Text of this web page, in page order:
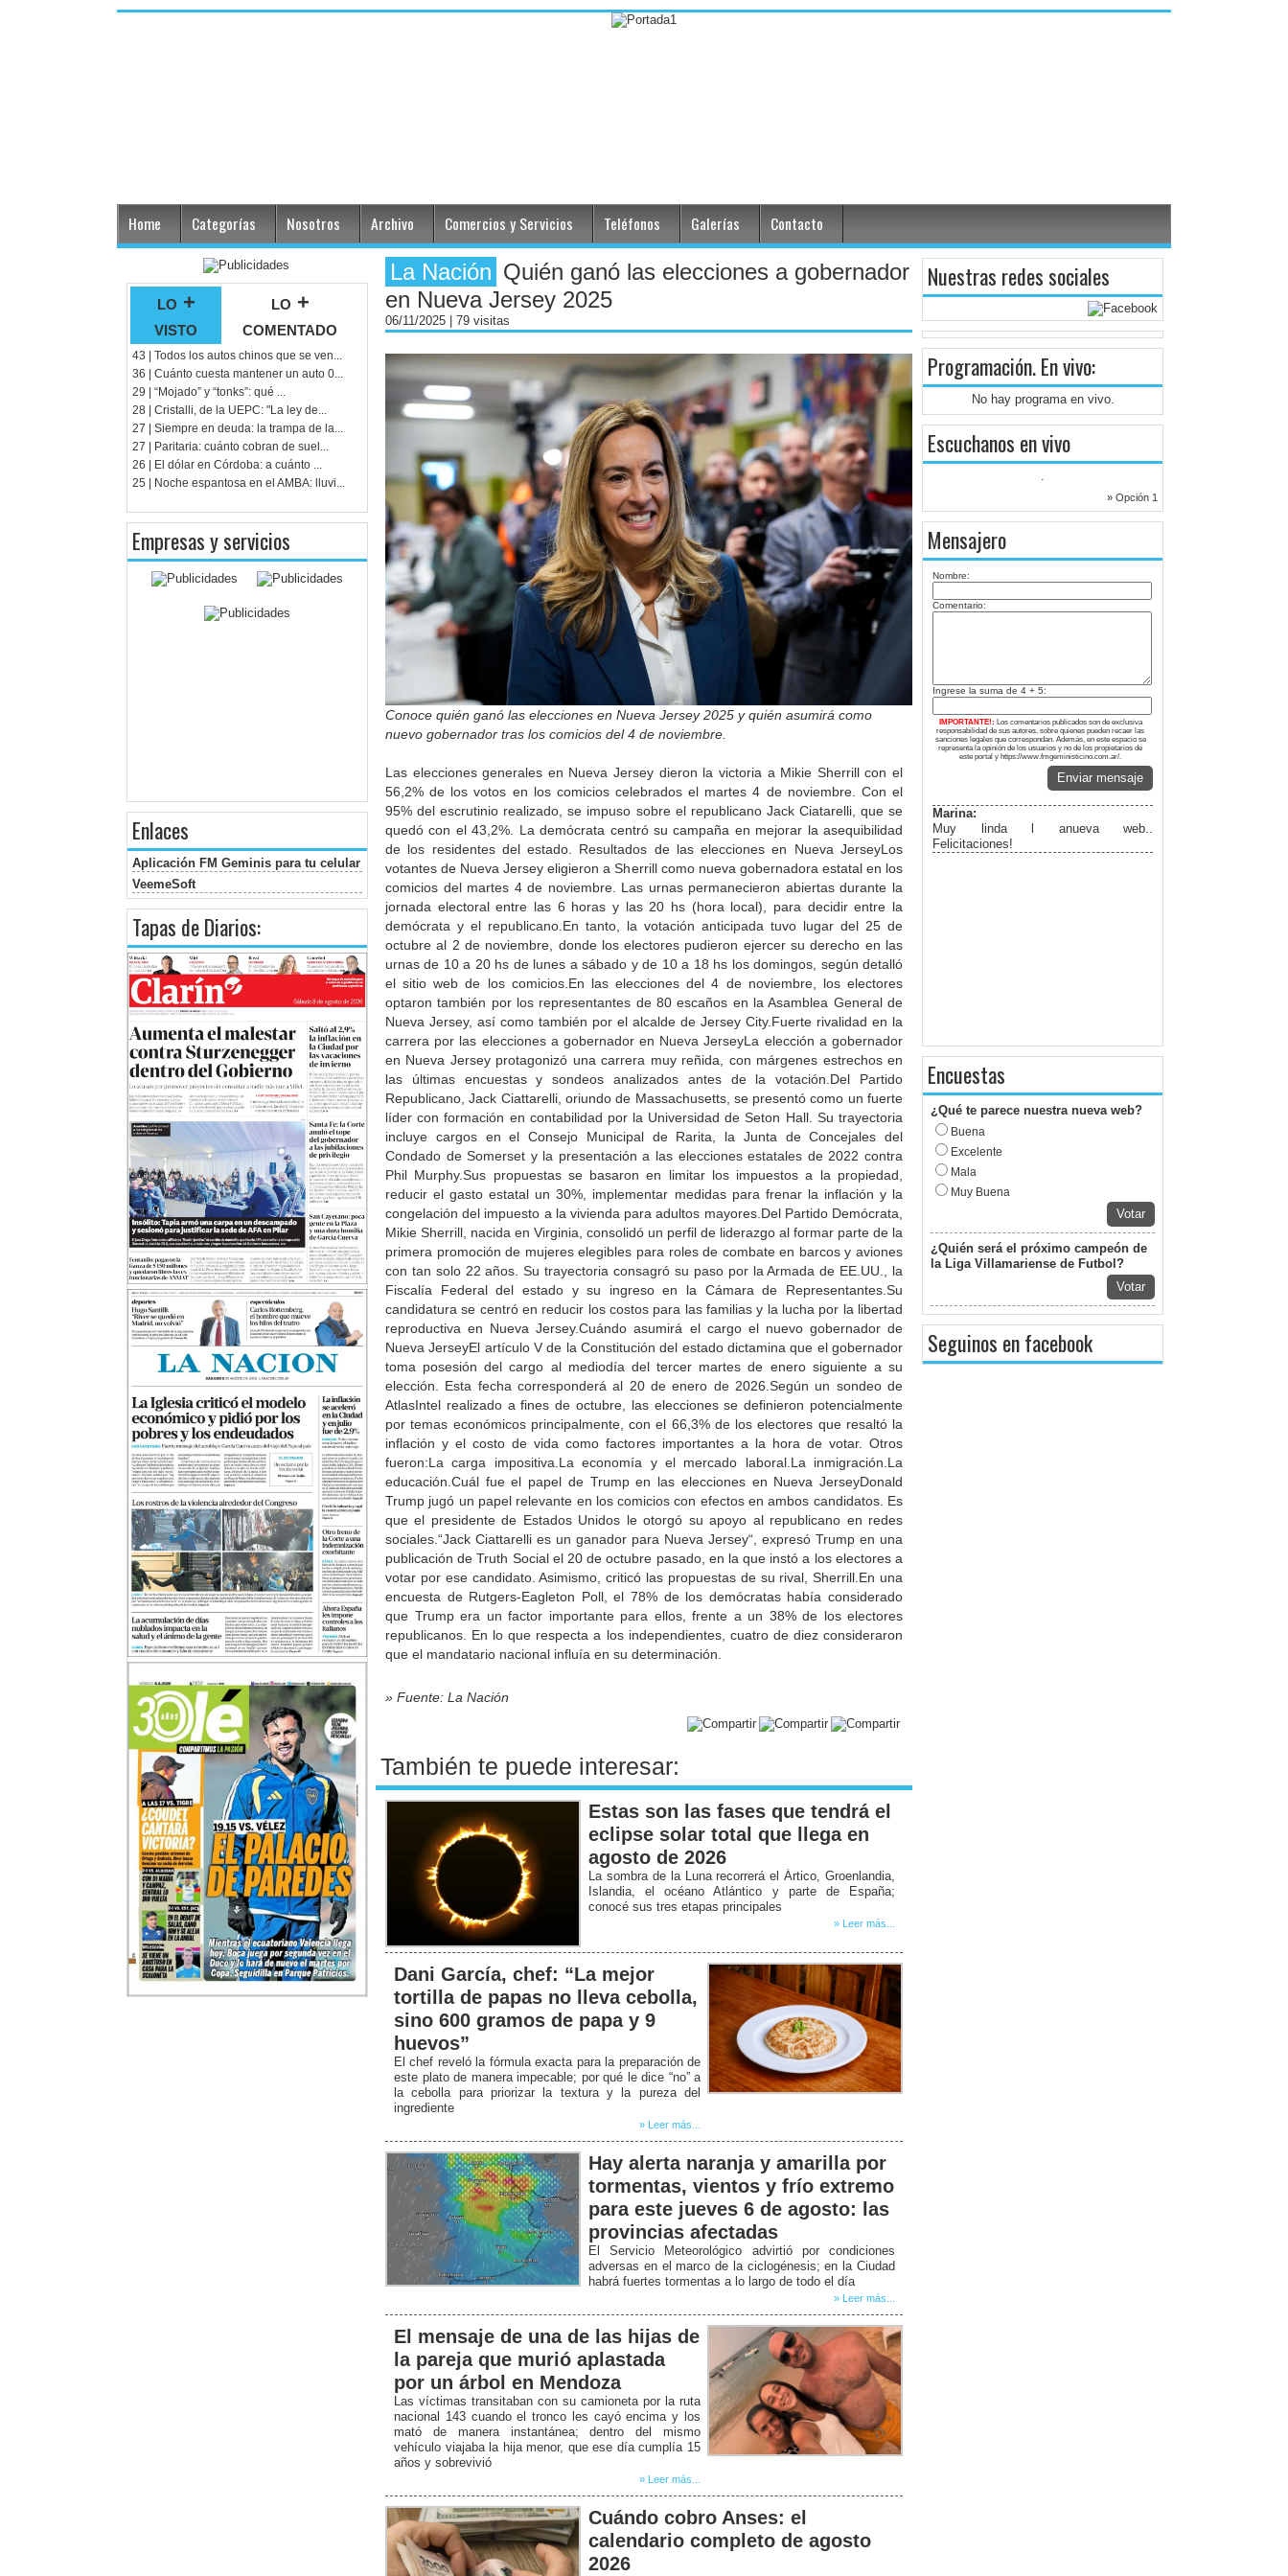
Home Categorías Nosotros Archivo Comercios y Servicios Teléfonos Galerías Contacto
lo +
visto
lo +
comentado
43 | Todos los autos chinos que se ven...
36 | Cuánto cuesta mantener un auto 0...
29 | “Mojado” y “tonks”: qué ...
28 | Cristalli, de la UEPC: "La ley de...
27 | Siempre en deuda: la trampa de la...
27 | Paritaria: cuánto cobran de suel...
26 | El dólar en Córdoba: a cuánto ...
25 | Noche espantosa en el AMBA: lluvi...
Empresas y servicios
Enlaces
Aplicación FM Geminis para tu celular
VeemeSoft
Tapas de Diarios:
La Nación Quién ganó las elecciones a gobernador
en Nueva Jersey 2025
06/11/2025 | 79 visitas
Conoce quién ganó las elecciones en Nueva Jersey 2025 y quién asumirá como
nuevo gobernador tras los comicios del 4 de noviembre.
Las elecciones generales en Nueva Jersey dieron la victoria a Mikie Sherrill con el
56,2% de los votos en los comicios celebrados el martes 4 de noviembre. Con el
95% del escrutinio realizado, se impuso sobre el republicano Jack Ciatarelli, que se
quedó con el 43,2%. La demócrata centró su campaña en mejorar la asequibilidad
de los residentes del estado. Resultados de las elecciones en Nueva JerseyLos
votantes de Nueva Jersey eligieron a Sherrill como nueva gobernadora estatal en los
comicios del martes 4 de noviembre. Las urnas permanecieron abiertas durante la
jornada electoral entre las 6 horas y las 20 hs (hora local), para decidir entre la
demócrata y el republicano.En tanto, la votación anticipada tuvo lugar del 25 de
octubre al 2 de noviembre, donde los electores pudieron ejercer su derecho en las
urnas de 10 a 20 hs de lunes a sábado y de 10 a 18 hs los domingos, según detalló
el sitio web de los comicios.En las elecciones del 4 de noviembre, los electores
optaron también por los representantes de 80 escaños en la Asamblea General de
Nueva Jersey, así como también por el alcalde de Jersey City.Fuerte rivalidad en la
carrera por las elecciones a gobernador en Nueva JerseyLa elección a gobernador
en Nueva Jersey protagonizó una carrera muy reñida, con márgenes estrechos en
las últimas encuestas y sondeos analizados antes de la votación.Del Partido
Republicano, Jack Ciattarelli, oriundo de Massachusetts, se presentó como un fuerte
líder con formación en contabilidad por la Universidad de Seton Hall. Su trayectoria
incluye cargos en el Consejo Municipal de Rarita, la Junta de Concejales del
Condado de Somerset y la presentación a las elecciones estatales de 2022 contra
Phil Murphy.Sus propuestas se basaron en limitar los impuestos a la propiedad,
reducir el gasto estatal un 30%, implementar medidas para frenar la inflación y la
congelación del impuesto a la vivienda para adultos mayores.Del Partido Demócrata,
Mikie Sherrill, nacida en Virginia, consolidó un perfil de liderazgo al formar parte de la
primera promoción de mujeres elegibles para roles de combate en barcos y aviones
con tan solo 22 años. Su trayectoria consagró su paso por la Armada de EE.UU., la
Fiscalía Federal del estado y su ingreso en la Cámara de Representantes.Su
candidatura se centró en reducir los costos para las familias y la lucha por la libertad
reproductiva en Nueva Jersey.Cuándo asumirá el cargo el nuevo gobernador de
Nueva JerseyEl artículo V de la Constitución del estado dictamina que el gobernador
toma posesión del cargo al mediodía del tercer martes de enero siguiente a su
elección. Esta fecha corresponderá al 20 de enero de 2026.Según un sondeo de
AtlasIntel realizado a fines de octubre, las elecciones se definieron potencialmente
por temas económicos principalmente, con el 66,3% de los electores que resaltó la
inflación y el costo de vida como factores importantes a la hora de votar. Otros
fueron:La carga impositiva.La economía y el mercado laboral.La inmigración.La
educación.Cuál fue el papel de Trump en las elecciones en Nueva JerseyDonald
Trump jugó un papel relevante en los comicios con efectos en ambos candidatos. Es
que el presidente de Estados Unidos le otorgó su apoyo al republicano en redes
sociales.“Jack Ciattarelli es un ganador para Nueva Jersey“, expresó Trump en una
publicación de Truth Social el 20 de octubre pasado, en la que instó a los electores a
votar por ese candidato. Asimismo, criticó las propuestas de su rival, Sherrill.En una
encuesta de Rutgers-Eagleton Poll, el 78% de los demócratas había considerado
que Trump era un factor importante para ellos, frente a un 38% de los electores
republicanos. En lo que respecta a los independientes, cuatro de diez consideraron
que el mandatario nacional influía en su determinación.
» Fuente: La Nación
También te puede interesar:
Estas son las fases que tendrá el
eclipse solar total que llega en
agosto de 2026
La sombra de la Luna recorrerá el Ártico, Groenlandia,
Islandia, el océano Atlántico y parte de España;
conocé sus tres etapas principales
» Leer más...
Dani García, chef: “La mejor
tortilla de papas no lleva cebolla,
sino 600 gramos de papa y 9
huevos”
El chef reveló la fórmula exacta para la preparación de
este plato de manera impecable; por qué le dice “no” a
la cebolla para priorizar la textura y la pureza del
ingrediente
» Leer más...
Hay alerta naranja y amarilla por
tormentas, vientos y frío extremo
para este jueves 6 de agosto: las
provincias afectadas
El Servicio Meteorológico advirtió por condiciones
adversas en el marco de la ciclogénesis; en la Ciudad
habrá fuertes tormentas a lo largo de todo el día
» Leer más...
El mensaje de una de las hijas de
la pareja que murió aplastada
por un árbol en Mendoza
Las víctimas transitaban con su camioneta por la ruta
nacional 143 cuando el tronco les cayó encima y los
mató de manera instantánea; dentro del mismo
vehículo viajaba la hija menor, que ese día cumplía 15
años y sobrevivió
» Leer más...
Cuándo cobro Anses: el
calendario completo de agosto
2026
Nuestras redes sociales
Programación. En vivo:
No hay programa en vivo.
Escuchanos en vivo
.
» Opción 1
Mensajero
Nombre:
Comentario:
Ingrese la suma de 4 + 5:
IMPORTANTE!: Los comentarios publicados son de exclusiva
responsabilidad de sus autores, sobre quienes pueden recaer las
sanciones legales que correspondan. Además, en este espacio se
representa la opinión de los usuarios y no de los propietarios de
este portal y https://www.fmgeministicino.com.ar/.
Enviar mensaje
Marina:
Muy linda l anueva web..
Felicitaciones!
Encuestas
¿Qué te parece nuestra nueva web?
Buena
Excelente
Mala
Muy Buena
Votar
¿Quién será el próximo campeón de
la Liga Villamariense de Futbol?
Votar
Seguinos en facebook